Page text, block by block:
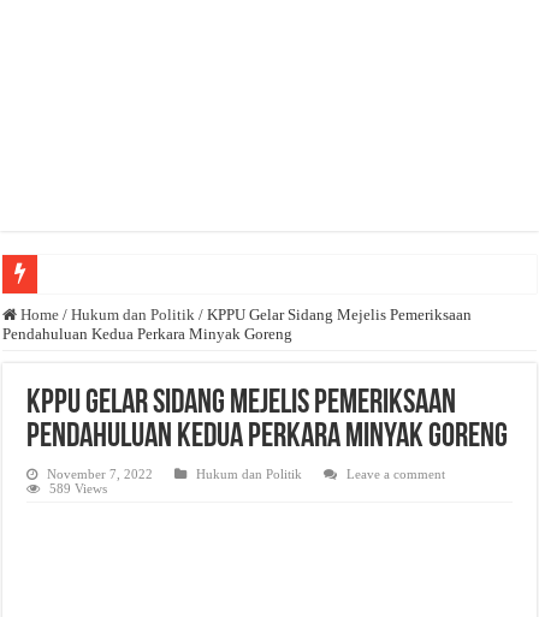
Anda butuh promosi usaha? Kontak ke Email redaksi@bisnisnasional.com
Dibutuhkan Marketing. Lamaran di-email ke redaksi@bisnisnasional.com
Home / Hukum dan Politik / KPPU Gelar Sidang Mejelis Pemeriksaan
Pendahuluan Kedua Perkara Minyak Goreng
KPPU Gelar Sidang Mejelis Pemeriksaan
Pendahuluan Kedua Perkara Minyak Goreng
November 7, 2022 Hukum dan Politik
Leave a comment
589 Views